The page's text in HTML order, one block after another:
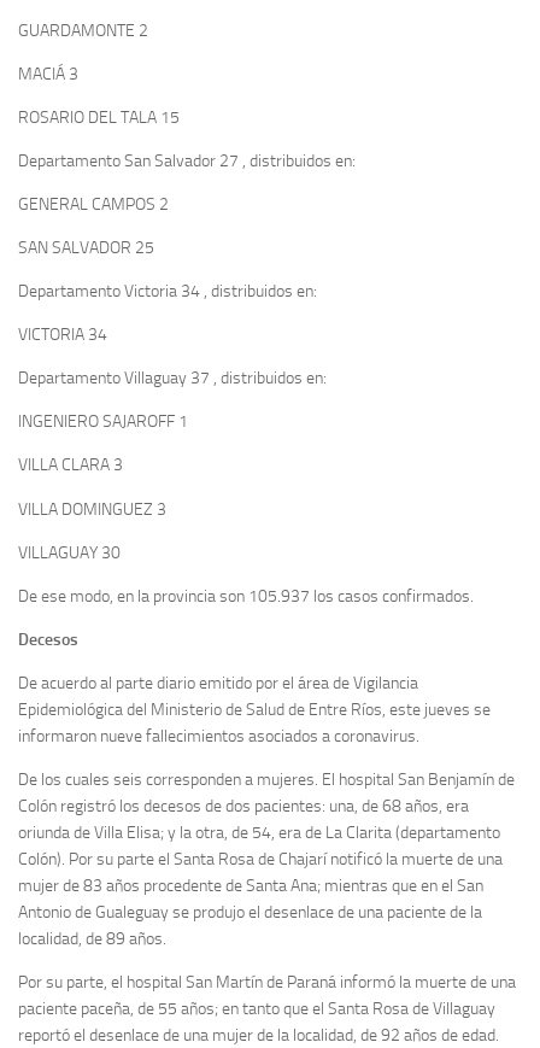
GUARDAMONTE 2
MACIÁ 3
ROSARIO DEL TALA 15
Departamento San Salvador 27 , distribuidos en:
GENERAL CAMPOS 2
SAN SALVADOR 25
Departamento Victoria 34 , distribuidos en:
VICTORIA 34
Departamento Villaguay 37 , distribuidos en:
INGENIERO SAJAROFF 1
VILLA CLARA 3
VILLA DOMINGUEZ 3
VILLAGUAY 30
De ese modo, en la provincia son 105.937 los casos confirmados.
Decesos
De acuerdo al parte diario emitido por el área de Vigilancia
Epidemiológica del Ministerio de Salud de Entre Ríos, este jueves se
informaron nueve fallecimientos asociados a coronavirus.
De los cuales seis corresponden a mujeres. El hospital San Benjamín de
Colón registró los decesos de dos pacientes: una, de 68 años, era
oriunda de Villa Elisa; y la otra, de 54, era de La Clarita (departamento
Colón). Por su parte el Santa Rosa de Chajarí notificó la muerte de una
mujer de 83 años procedente de Santa Ana; mientras que en el San
Antonio de Gualeguay se produjo el desenlace de una paciente de la
localidad, de 89 años.
Por su parte, el hospital San Martín de Paraná informó la muerte de una
paciente paceña, de 55 años; en tanto que el Santa Rosa de Villaguay
reportó el desenlace de una mujer de la localidad, de 92 años de edad.